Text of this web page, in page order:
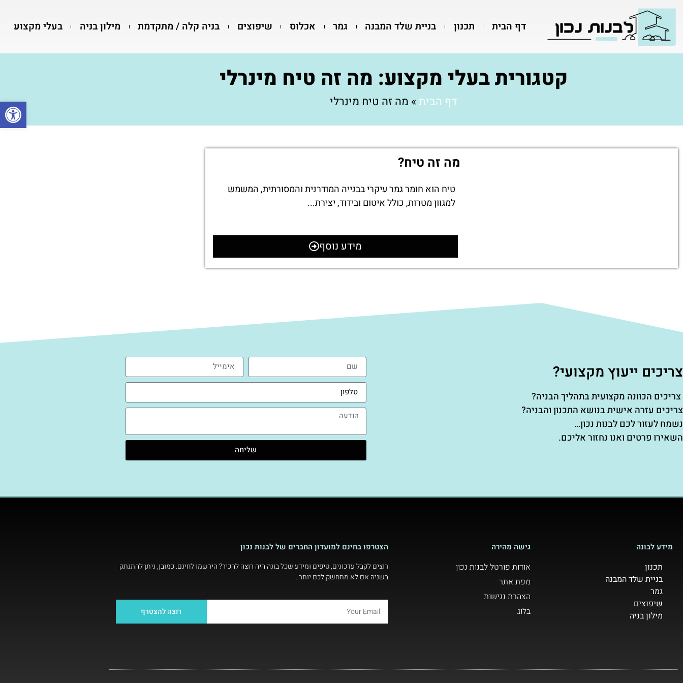
פתח
דף הבית תכנון בניית שלד המבנה גמר אכלוס שיפוצים בניה קלה / מתקדמת מילון בניה בעלי מקצוע
קטגורית בעלי מקצוע: מה זה טיח מינרלי
דף הבית» מה זה טיח מינרלי
מה זה טיח?
טיח הוא חומר גמר עיקרי בבנייה המודרנית והמסורתית, המשמש
למגוון מטרות, כולל איטום ובידוד, יצירת...
מידע נוסף
צריכים ייעוץ מקצועי?
צריכים הכוונה מקצועית בתהליך הבניה?
צריכים עזרה אישית בנושא התכנון והבניה?
נשמח לעזור לכם לבנות נכון…
השאירו פרטים ואנו נחזור אליכם.
שליחה
מידע לבונה
תכנון
בניית שלד המבנה
גמר
שיפוצים
מילון בניה
גישה מהירה
אודות פורטל לבנות נכון
מפת אתר
הצהרת נגישות
בלוג
הצטרפו בחינם למועדון החברים של לבנות נכון
רוצים לקבל עדכונים, טיפים ומידע שכל בונה היה רוצה להכיר? הירשמו לחינם. כמובן, ניתן להתנתק
בשניה אם לא מתחשק לכם יותר…
רוצה להצטרף